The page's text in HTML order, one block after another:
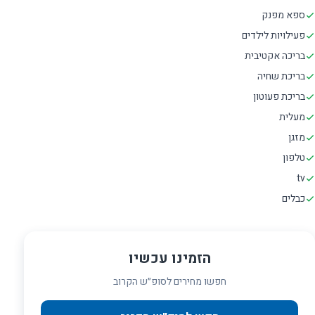
ספא מפנק
פעילויות לילדים
בריכה אקטיבית
בריכת שחיה
בריכת פעוטון
מעלית
מזגן
טלפון
tv
כבלים
הזמינו עכשיו
חפשו מחירים לסופ״ש הקרוב